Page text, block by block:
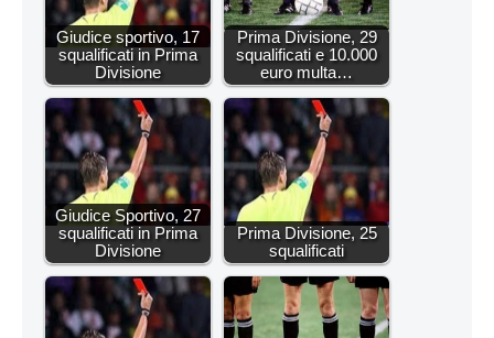
Giudice sportivo, 17
squalificati in Prima
Divisione
Prima Divisione, 29
squalificati e 10.000
euro multa…
Giudice Sportivo, 27
squalificati in Prima
Divisione
Prima Divisione, 25
squalificati